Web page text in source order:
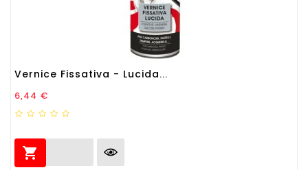
Vernice Fissativa - Lucida...
Prezzo
6,44 €
